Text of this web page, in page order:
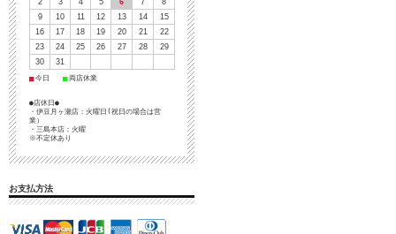
2 3 4 5 6 7
8
9
10 11 12 13 14
15
16
17 18 19 20 21
22
23
24 25 26 27 28
29
30
31
■ 今日 ■ 両店休業
●店休日●
・伊豆月ヶ瀬店：火曜日(祝日の場合は営
業）
・三島本店：火曜
※不定休あり
お支払方法